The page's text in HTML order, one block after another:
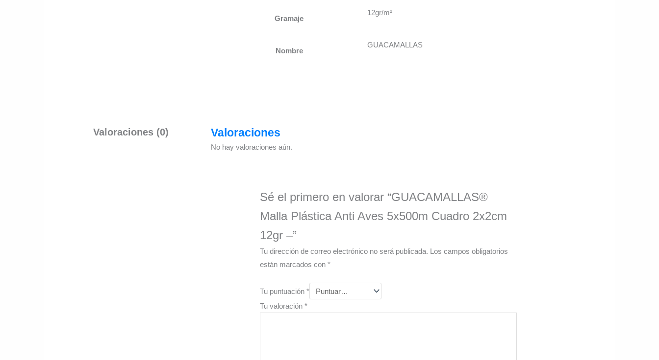
Gramaje
12gr/m²
Nombre
GUACAMALLAS
Valoraciones (0) Valoraciones
No hay valoraciones aún.
Sé el primero en valorar “GUACAMALLAS®
Malla Plástica Anti Aves 5x500m Cuadro 2x2cm
12gr –”
Tu dirección de correo electrónico no será publicada. Los campos obligatorios
están marcados con *
Tu puntuación *
Tu valoración *